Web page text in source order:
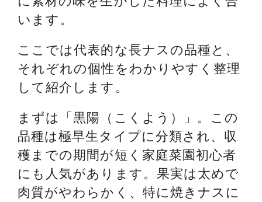
います。
ここでは代表的な長ナスの品種と、
それぞれの個性をわかりやすく整理
して紹介します。
まずは「黒陽（こくよう）」。この
品種は極早生タイプに分類され、収
穫までの期間が短く家庭菜園初心者
にも人気があります。果実は太めで
肉質がやわらかく、特に焼きナスに